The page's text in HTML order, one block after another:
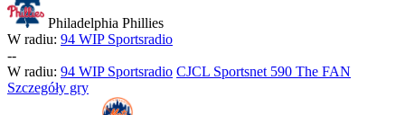
Philadelphia Phillies
W radiu: 94 WIP Sportsradio
--
W radiu: 94 WIP Sportsradio CJCL Sportsnet 590 The FAN
Szczegóły gry